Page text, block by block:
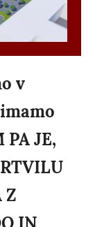
v
PA JE,
Z